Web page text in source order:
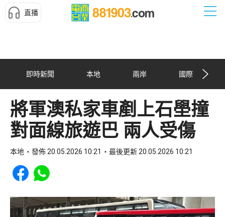
直播
即時新聞 本地 兩岸 國際
將軍澳私家車剷上石壆撞
對面線旅遊巴 兩人受傷
本地 發佈 20.05.2026 10:21 最後更新 20.05.2026 10:21
Share to Facebook
Share to WhatsApp